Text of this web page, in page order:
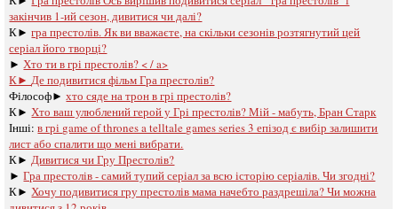
закінчив 1-ий сезон, дивитися чи далі?
К►гра престолів. Як ви вважаєте, на скільки сезонів розтягнутий цей
серіал його творці?
► Хто ти в грі престолів? < / a>
К► Де подивитися фільм Гра престолів?
Філософ►хто сяде на трон в грі престолів?
К► Хто ваш улюблений герой у Грі престолів? Мій - мабуть, Бран Старк
Інші:в грі game of thrones a telltale games series 3 епізод є вибір залишити
лист або спалити що мені вибрати.
К► Дивитися чи Гру Престолів?
►Гра престолів - самий тупий серіал за всю історію серіалів. Чи згодні?
К► Хочу подивитися гру престолів мама начебто раздрешіла? Чи можна